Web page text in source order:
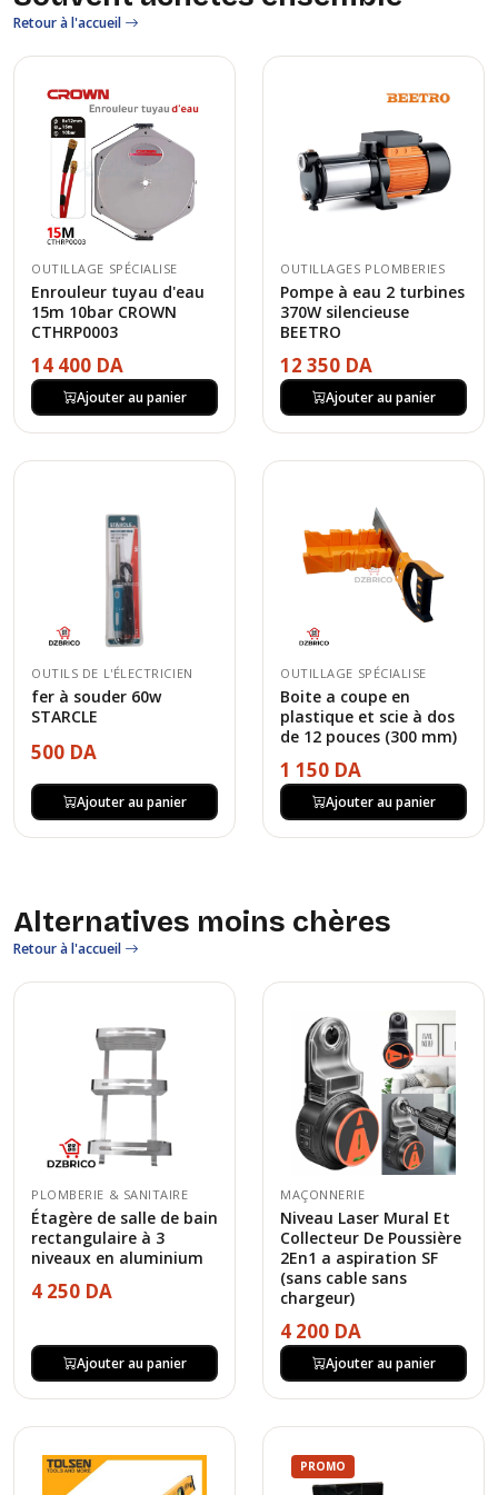
Retour à l'accueil
OUTILLAGE SPÉCIALISE
Enrouleur tuyau d'eau
15m 10bar CROWN
CTHRP0003
14 400 DA
Ajouter au panier
OUTILLAGES PLOMBERIES
Pompe à eau 2 turbines
370W silencieuse
BEETRO
12 350 DA
Ajouter au panier
OUTILS DE L'ÉLECTRICIEN
fer à souder 60w
STARCLE
500 DA
Ajouter au panier
OUTILLAGE SPÉCIALISE
Boite a coupe en
plastique et scie à dos
de 12 pouces (300 mm)
1 150 DA
Ajouter au panier
Alternatives moins chères
Retour à l'accueil
PLOMBERIE & SANITAIRE
Étagère de salle de bain
rectangulaire à 3
niveaux en aluminium
4 250 DA
Ajouter au panier
MAÇONNERIE
Niveau Laser Mural Et
Collecteur De Poussière
2En1 a aspiration SF
(sans cable sans
chargeur)
4 200 DA
Ajouter au panier
PROMO